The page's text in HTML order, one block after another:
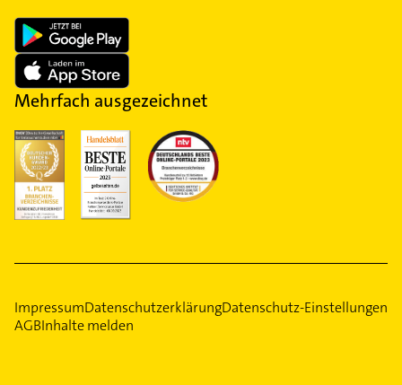
Mehrfach ausgezeichnet
ImpressumDatenschutzerklärungDatenschutz-Einstellungen
AGBInhalte melden